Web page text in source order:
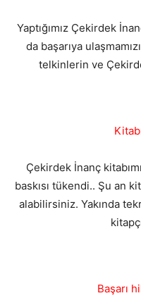
Yaptığımız Çekirdek
da başarıya
telkinlerin ve
Çekirdek İnanç
baskısı tükendi.. Şu an
alabilirsiniz. Yakında
Başarı